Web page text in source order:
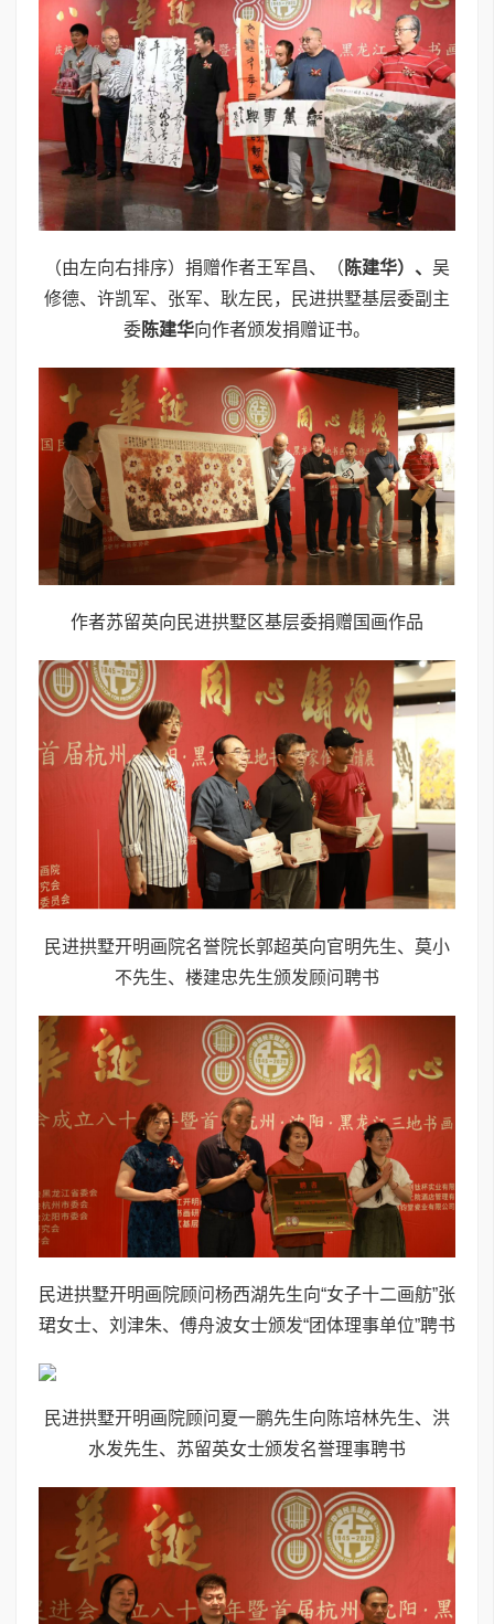
（由左向右排序）捐赠作者王军昌、（ 陈建华）、 吴
修德、许凯军、张军、耿左民，民进拱墅基层委副主
委陈建华向作者颁发捐赠证书。
作者苏留英向民进拱墅区基层委捐赠国画作品
民进拱墅开明画院名誉院长郭超英向官明先生、莫小
不先生、楼建忠先生颁发顾问聘书
民进拱墅开明画院顾问杨西湖先生向“女子十二画舫”张
珺女士、刘津朱、傅舟波女士颁发“团体理事单位”聘书
民进拱墅开明画院顾问夏一鹏先生向陈培林先生、洪
水发先生、苏留英女士颁发名誉理事聘书